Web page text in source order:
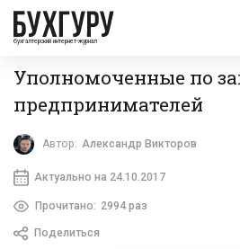
бухгалтерский интернет-журнал
Уполномоченные по
предпринимателей
Автор: Александр Викторов
Актуально на 24.10.2017
Прочитано: 2994 раз
Поделиться